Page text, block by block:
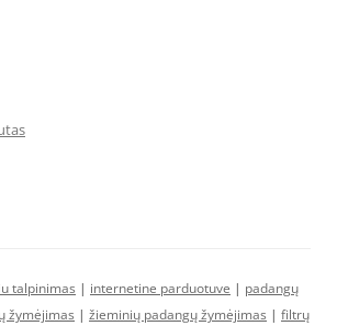
talpinimas | internetine parduotuve | padangų
žymėjimas | žieminių padangų žymėjimas | filtrų